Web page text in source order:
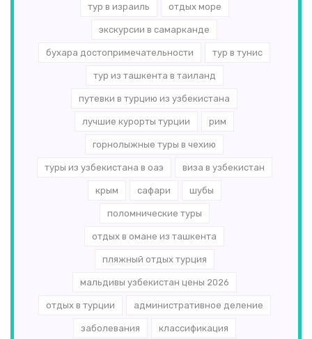
тур в израиль отдых море
экскурсии в самарканде
бухара достопримечательности тур в тунис
тур из ташкента в таиланд
путевки в турцию из узбекистана
лучшие курорты турции рим
горнолыжные туры в чехию
туры из узбекистана в оаэ виза в узбекистан
крым сафари шубы
поломнические туры
отдых в омане из ташкента
пляжный отдых турция
мальдивы узбекистан цены 2026
отдых в турции административное деление
заболевания классификация